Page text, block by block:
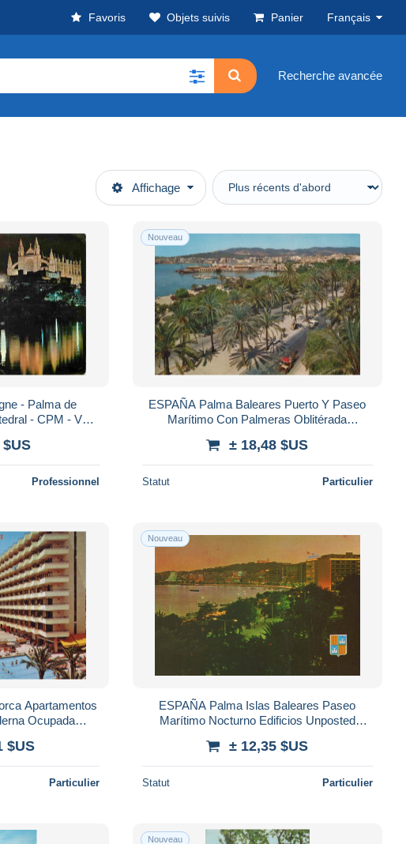
Favoris Objets suivis Panier Français
Recherche avancée
Affichage
- Palma de
- CPM - Voir
$US
Professionnel
Nouveau
ESPAÑA Palma Baleares Puerto Y Paseo
Marítimo Con Palmeras Oblitérada
± 18,48 $US
Statut Particulier
Apartamentos
Ocupada
$US
Particulier
Nouveau
ESPAÑA Palma Islas Baleares Paseo
Marítimo Nocturno Edificios Unposted
± 12,35 $US
Statut Particulier
Nouveau